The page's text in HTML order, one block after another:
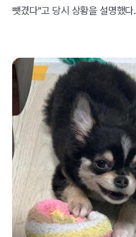
뺏겼다"고 당시 상황을 설명했다.